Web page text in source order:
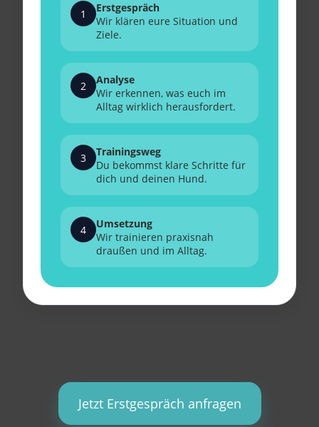
1
Erstgespräch
Wir klären eure Situation und
Ziele.
2
Analyse
Wir erkennen, was euch im
Alltag wirklich herausfordert.
3
Trainingsweg
Du bekommst klare Schritte für
dich und deinen Hund.
4
Umsetzung
Wir trainieren praxisnah
draußen und im Alltag.
Jetzt Erstgespräch anfragen